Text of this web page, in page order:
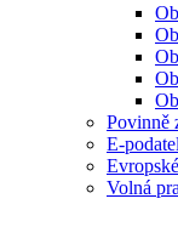
Povinně
E-
Volná